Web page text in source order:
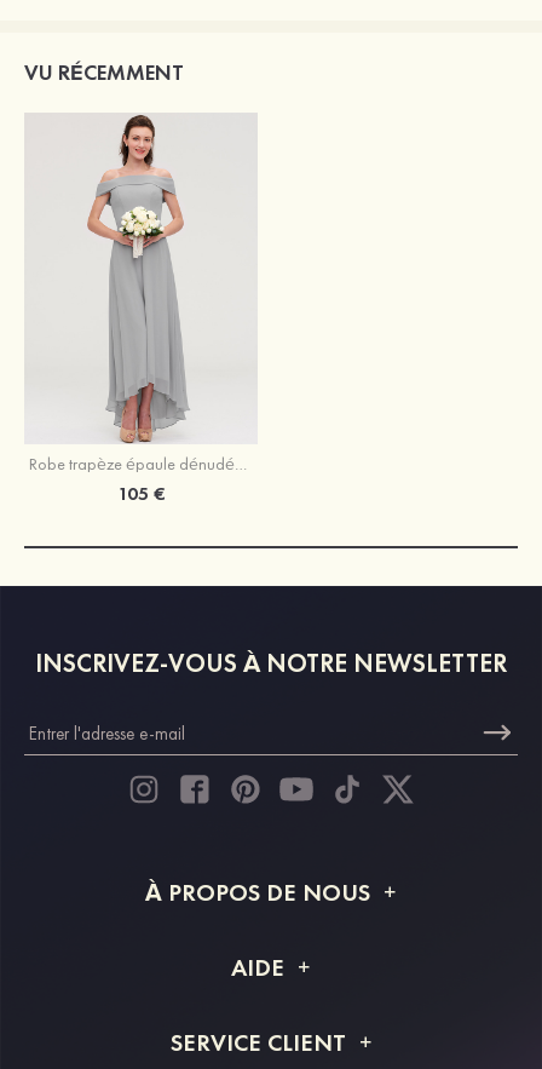
VU RÉCEMMENT
Robe trapèze épaule dénudée mousseline asymétrique robe de demoiselle d'honneur
105 €
INSCRIVEZ-VOUS À NOTRE NEWSLETTER
À PROPOS DE NOUS
Livraison
AIDE
Retour et remboursement
SERVICE CLIENT